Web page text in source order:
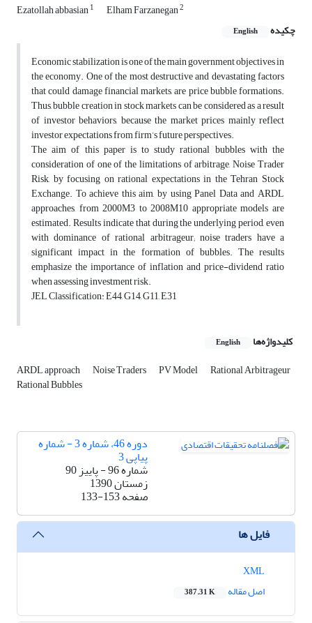
Ezatollah abbasian1 Elham Farzanegan2
چکیده English
Economic stabilization is one of the main government objectives in
the economy. One of the most destructive and devastating factors
that could damage financial markets, are price bubble formations.
Thus, bubble creation in stock markets can be considered as a result
of investor behaviors, because the market prices mainly reflect
investor expectations from firm’s future perspectives.
The aim of this paper is to study rational bubbles with the
consideration of one of the limitations of arbitrage, Noise Trader
Risk, by focusing on rational expectations in the Tehran Stock
Exchange. To achieve this aim, by using Panel Data and ARDL
approaches, from 2000M3 to 2008M10 appropriate models are
estimated. Results indicate that during the underlying period, even
with dominance of rational arbitrageur; noise traders have a
significant impact in the formation of bubbles. The results
emphasize the importance of inflation and price-dividend ratio
when assessing investment risk.
JEL Classification: E44, G14, G11, E31
کلیدواژه‌ها English
ARDL approach Noise Traders PV Model Rational Arbitrageur
Rational Bubbles
دوره 46، شماره 3 - شماره
پیاپی 3
شماره 96 - پاییز 90
زمستان 1390
صفحه133-153
فایل ها
اصل مقاله
387.31 K